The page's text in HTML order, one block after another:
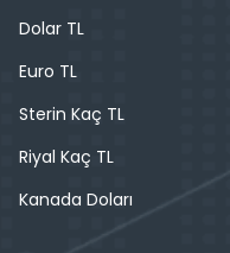
Dolar TL
Euro TL
Sterin Kaç TL
Riyal Kaç TL
Kanada Doları